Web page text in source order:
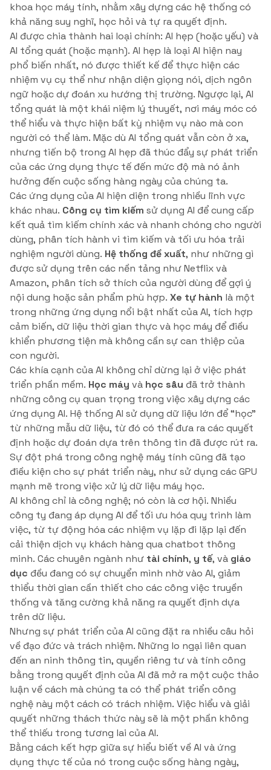
khoa học máy tính, nhằm xây dựng các hệ thống có
khả năng suy nghĩ, học hỏi và tự ra quyết định.
AI được chia thành hai loại chính: AI hẹp (hoặc yếu) và
AI tổng quát (hoặc mạnh). AI hẹp là loại AI hiện nay
phổ biến nhất, nó được thiết kế để thực hiện các
nhiệm vụ cụ thể như nhận diện giọng nói, dịch ngôn
ngữ hoặc dự đoán xu hướng thị trường. Ngược lại, AI
tổng quát là một khái niệm lý thuyết, nơi máy móc có
thể hiểu và thực hiện bất kỳ nhiệm vụ nào mà con
người có thể làm. Mặc dù AI tổng quát vẫn còn ở xa,
nhưng tiến bộ trong AI hẹp đã thúc đẩy sự phát triển
của các ứng dụng thực tế đến mức độ mà nó ảnh
hưởng đến cuộc sống hàng ngày của chúng ta.
Các ứng dụng của AI hiện diện trong nhiều lĩnh vực
khác nhau. Công cụ tìm kiếm sử dụng AI để cung cấp
kết quả tìm kiếm chính xác và nhanh chóng cho người
dùng, phân tích hành vi tìm kiếm và tối ưu hóa trải
nghiệm người dùng. Hệ thống đề xuất, như những gì
được sử dụng trên các nền tảng như Netflix và
Amazon, phân tích sở thích của người dùng để gợi ý
nội dung hoặc sản phẩm phù hợp. Xe tự hành là một
trong những ứng dụng nổi bật nhất của AI, tích hợp
cảm biến, dữ liệu thời gian thực và học máy để điều
khiển phương tiện mà không cần sự can thiệp của
con người.
Các khía cạnh của AI không chỉ dừng lại ở việc phát
triển phần mềm. Học máy và học sâu đã trở thành
những công cụ quan trọng trong việc xây dựng các
ứng dụng AI. Hệ thống AI sử dụng dữ liệu lớn để “học”
từ những mẫu dữ liệu, từ đó có thể đưa ra các quyết
định hoặc dự đoán dựa trên thông tin đã được rút ra.
Sự đột phá trong công nghệ máy tính cũng đã tạo
điều kiện cho sự phát triển này, như sử dụng các GPU
mạnh mẽ trong việc xử lý dữ liệu máy học.
AI không chỉ là công nghệ; nó còn là cơ hội. Nhiều
công ty đang áp dụng AI để tối ưu hóa quy trình làm
việc, từ tự động hóa các nhiệm vụ lặp đi lặp lại đến
cải thiện dịch vụ khách hàng qua chatbot thông
minh. Các chuyên ngành như tài chính, y tế, và giáo
dục đều đang có sự chuyển mình nhờ vào AI, giảm
thiểu thời gian cần thiết cho các công việc truyền
thống và tăng cường khả năng ra quyết định dựa
trên dữ liệu.
Nhưng sự phát triển của AI cũng đặt ra nhiều câu hỏi
về đạo đức và trách nhiệm. Những lo ngại liên quan
đến an ninh thông tin, quyền riêng tư và tính công
bằng trong quyết định của AI đã mở ra một cuộc thảo
luận về cách mà chúng ta có thể phát triển công
nghệ này một cách có trách nhiệm. Việc hiểu và giải
quyết những thách thức này sẽ là một phần không
thể thiếu trong tương lai của AI.
Bằng cách kết hợp giữa sự hiểu biết về AI và ứng
dụng thực tế của nó trong cuộc sống hàng ngày,